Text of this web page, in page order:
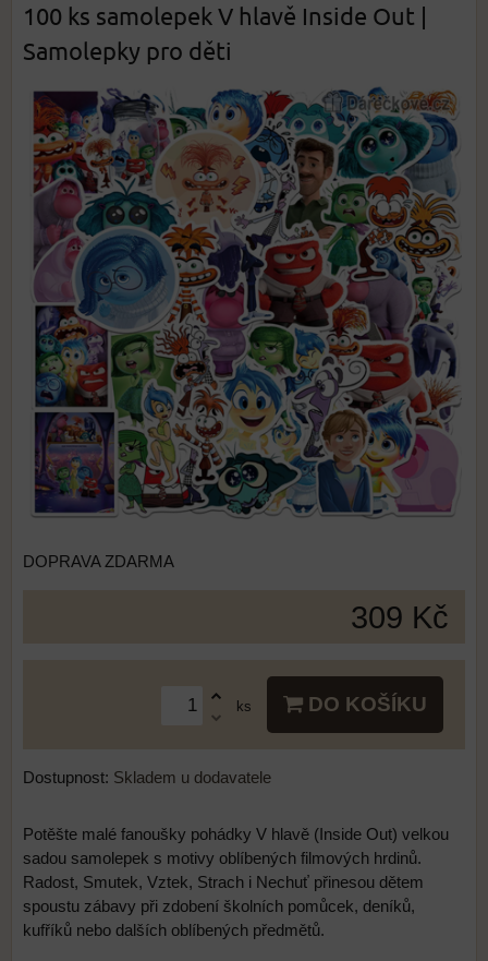
100 ks samolepek V hlavě Inside Out |
Samolepky pro děti
DOPRAVA ZDARMA
309 Kč
ks DO KOŠÍKU
Dostupnost: Skladem u dodavatele
Potěšte malé fanoušky pohádky V hlavě (Inside Out) velkou
sadou samolepek s motivy oblíbených filmových hrdinů.
Radost, Smutek, Vztek, Strach i Nechuť přinesou dětem
spoustu zábavy při zdobení školních pomůcek, deníků,
kufříků nebo dalších oblíbených předmětů.